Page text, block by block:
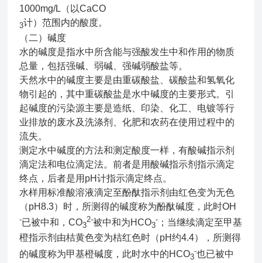
1000mg/L（以CaCO
3计）范围内的酸度。
（二）碱度
水的碱度是指水中所含能与强酸发生中和作用的物质
总量，包括强碱、弱碱、强碱弱酸盐等。
天然水中的碱度主要是由重碳酸盐、碳酸盐和氢氧化
物引起的，其中重碳酸盐是水中碱度的主要形式。引
起碱度的污染源主要是造纸、印染、化工、电镀等行
业排放的废水及洗涤剂、化肥和农药在使用过程中的
流失。
测定水中碱度的方法和测定酸度一样，有酸碱指示剂
滴定法和电位滴定法。前者是用酸碱指示剂指示滴定
终点，后者是用pH计指示滴定终点。
水样用标准酸溶液滴定至酚酞指示剂由红色变为无色
（pH8.3）时，所测得的碱度称为酚酞碱度，此时OH
-已被中和，CO3
2-被中和为HCO3
- ；当继续滴定至甲基
橙指示剂由桔黄色变为桔红色时（pH约4.4），所测得
的碱度称为甲基橙碱度，此时水中的HCO3
-也已被中